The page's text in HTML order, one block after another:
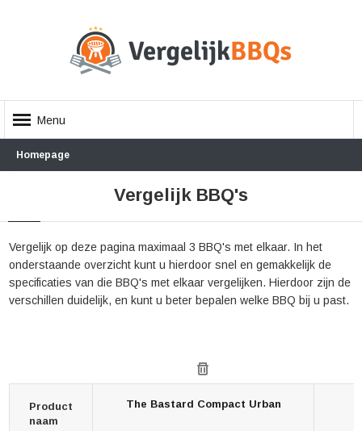
Menu
Homepage
Vergelijk BBQ's
Vergelijk op deze pagina maximaal 3 BBQ's met elkaar. In het
onderstaande overzicht kunt u hierdoor snel en gemakkelijk de
specificaties van die BBQ's met elkaar vergelijken. Hierdoor zijn de
verschillen duidelijk, en kunt u beter bepalen welke BBQ bij u past.
Product
naam
The Bastard Compact Urban